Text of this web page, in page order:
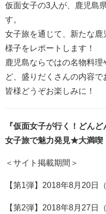
仮面女子の3人が、鹿児島
す。
女子旅を通じて、新たな
様子をレポートします！
鹿児島ならではの名物料
ど、盛りだくさんの内容で
皆様どうぞお楽しみに！
『仮面女子が行く！どんど
女子旅で魅力発見★大満喫
＜サイト掲載期間＞
【第1弾】2018年8月20日
【第2弾】2018年8月27日